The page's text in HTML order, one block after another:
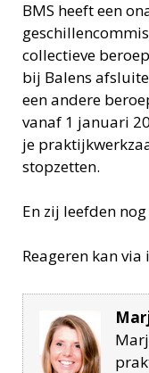
BMS heeft een
collectieve
bij Balens
een andere
vanaf 1 januari
je
stopzetten.
En zij leefden
Reageren kan